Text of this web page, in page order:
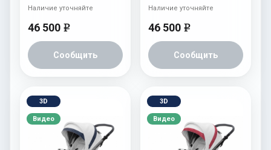
46 500 e
Сообщить
Наличие уточняйте
46 500 e
Сообщить
Наличие уточняйте
3D
Видео
3D
Видео